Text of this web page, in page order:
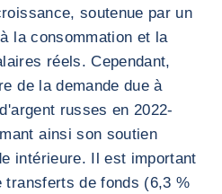
soutenue par un
la consommation et la
réels. Cependant,
de la demande due à
russes en 2022-
ainsi son soutien
intérieure. Il est important
transferts de fonds (6,3 %